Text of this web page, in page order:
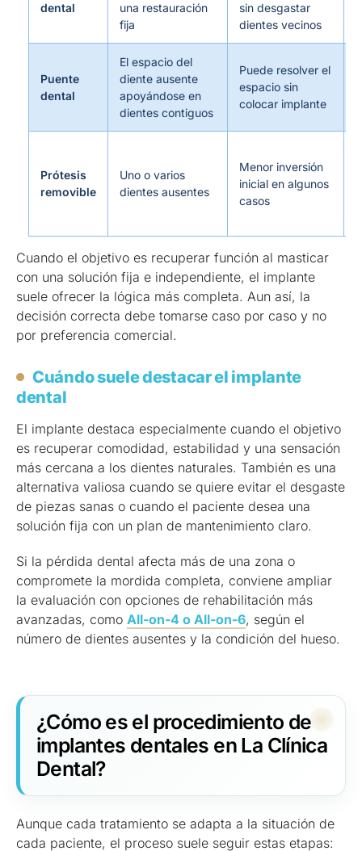
dental
una restauración
fija
sin desgastar
dientes vecinos
Puente
dental
El espacio del
diente ausente
apoyándose en
dientes contiguos
Puede resolver el
espacio sin
colocar implante
Prótesis
removible
Uno o varios
dientes ausentes
Menor inversión
inicial en algunos
casos
Cuando el objetivo es recuperar función al masticar
con una solución fija e independiente, el implante
suele ofrecer la lógica más completa. Aun así, la
decisión correcta debe tomarse caso por caso y no
por preferencia comercial.
Cuándo suele destacar el implante
dental
El implante destaca especialmente cuando el objetivo
es recuperar comodidad, estabilidad y una sensación
más cercana a los dientes naturales. También es una
alternativa valiosa cuando se quiere evitar el desgaste
de piezas sanas o cuando el paciente desea una
solución fija con un plan de mantenimiento claro.
Si la pérdida dental afecta más de una zona o
compromete la mordida completa, conviene ampliar
la evaluación con opciones de rehabilitación más
avanzadas, como All-on-4 o All-on-6, según el
número de dientes ausentes y la condición del hueso.
¿Cómo es el procedimiento de
implantes dentales en La Clínica
Dental?
Aunque cada tratamiento se adapta a la situación de
cada paciente, el proceso suele seguir estas etapas: